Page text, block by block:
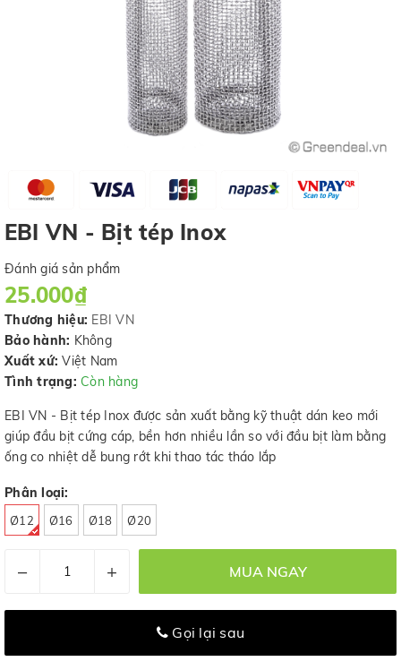
EBI VN - Bịt tép Inox
Đánh giá sản phẩm
25.000₫
Thương hiệu: EBI VN
Bảo hành: Không
Xuất xứ: Việt Nam
Tình trạng: Còn hàng
EBI VN - Bịt tép Inox được sản xuất bằng kỹ thuật dán keo mới
giúp đầu bịt cứng cáp, bền hơn nhiều lần so với đầu bịt làm bằng
ống co nhiệt dễ bung rớt khi thao tác tháo lắp
Phân loại:
Ø12 Ø16 Ø18 Ø20
– + MUA NGAY
Gọi lại sau